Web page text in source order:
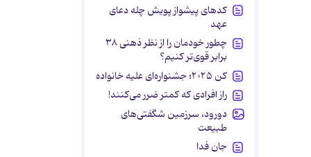
کدهای پیشواز پویش چله دعای
عهد
چطور خودمان را از نظر ذهنی ۳۸
برابر قوی‌تر کنیم؟
کن ۲۰۲۵؛ جشنواره‌ای علیه خانواده
راز افرادی که کمتر ضرر می‌کنند!
دورود، سرزمین شگفتی‌های
طبیعت
جان فدا